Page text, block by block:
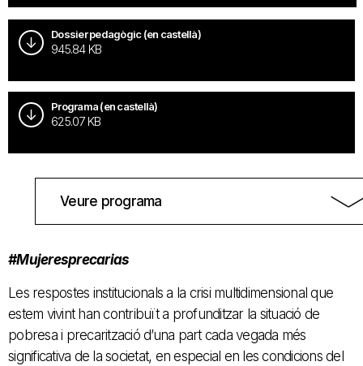
Dossier pedagògic (en castellà)
945.84 KB
Programa (en castellà)
625.07 KB
Veure programa
#Mujeresprecarias
Les respostes institucionals a la crisi multidimensional que
estem vivint han contribuït a profunditzar la situació de
pobresa i precarització d’una part cada vegada més
significativa de la societat, en especial en les condicions del